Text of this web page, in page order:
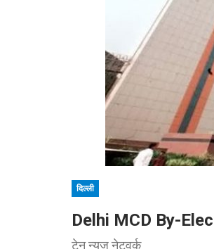
दिल्ली
Delhi MCD By-
टेन न्यूज नेटवर्क